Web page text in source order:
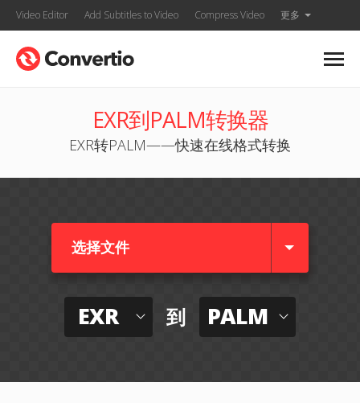
Video Editor Add Subtitles to Video Compress Video 更多
EXR到PALM转换器
EXR转PALM——快速在线格式转换
选择文件
EXR 到 PALM